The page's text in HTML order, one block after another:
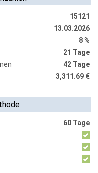
15121
13.03.2026
8 %
21 Tage
42 Tage
3,311.69 €
60 Tage